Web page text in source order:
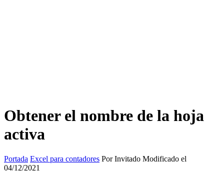
Obtener el nombre de la hoja
activa
Portada Excel para contadores Por Invitado Modificado el
04/12/2021